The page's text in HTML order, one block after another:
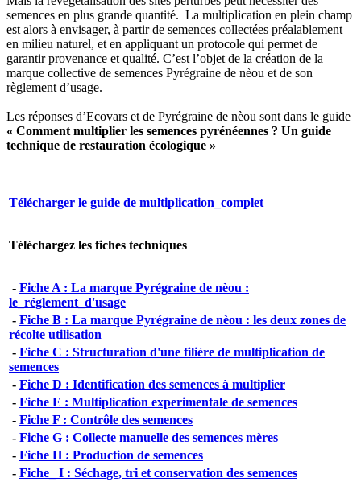
semences en plus grande quantité. La multiplication en plein champ
est alors à envisager, à partir de semences collectées préalablement
en milieu naturel, et en appliquant un protocole qui permet de
garantir provenance et qualité. C’est l’objet de la création de la
marque collective de semences Pyrégraine de nèou et de son
règlement d’usage.
Les réponses d’Ecovars et de Pyrégraine de nèou sont dans le guide
« Comment multiplier les semences pyrénéennes ? Un guide
technique de restauration écologique »
Télécharger le guide de multiplication_complet
Téléchargez les fiches techniques
- Fiche A : La marque Pyrégraine de nèou :
le_réglement_d'usage
- Fiche B : La marque Pyrégraine de nèou : les deux zones de
récolte utilisation
- Fiche C : Structuration d'une filière de multiplication de
semences
- Fiche D : Identification des semences à multiplier
- Fiche E : Multiplication experimentale de semences
- Fiche F : Contrôle des semences
- Fiche G : Collecte manuelle des semences mères
- Fiche H : Production de semences
- Fiche_ I : Séchage, tri et conservation des semences